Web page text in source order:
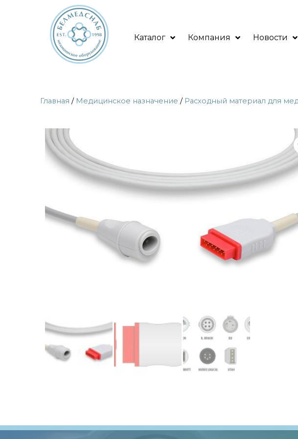
Каталог Компания Новости
Главная / Медицинское назначение / Расходный материал для